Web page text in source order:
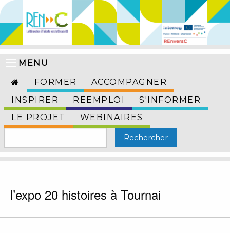
MENU
FORMER
ACCOMPAGNER
INSPIRER
REEMPLOI
S'INFORMER
LE PROJET
WEBINAIRES
l’expo 20 histoires à Tournai